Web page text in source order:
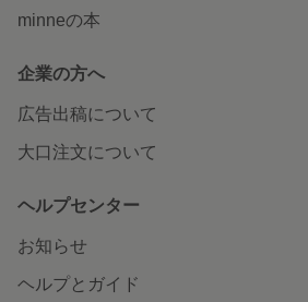
minneの本
企業の方へ
広告出稿について
大口注文について
ヘルプセンター
お知らせ
ヘルプとガイド